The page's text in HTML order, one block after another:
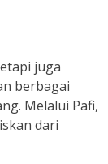
juga
berbagai
Melalui Pafi,
dari